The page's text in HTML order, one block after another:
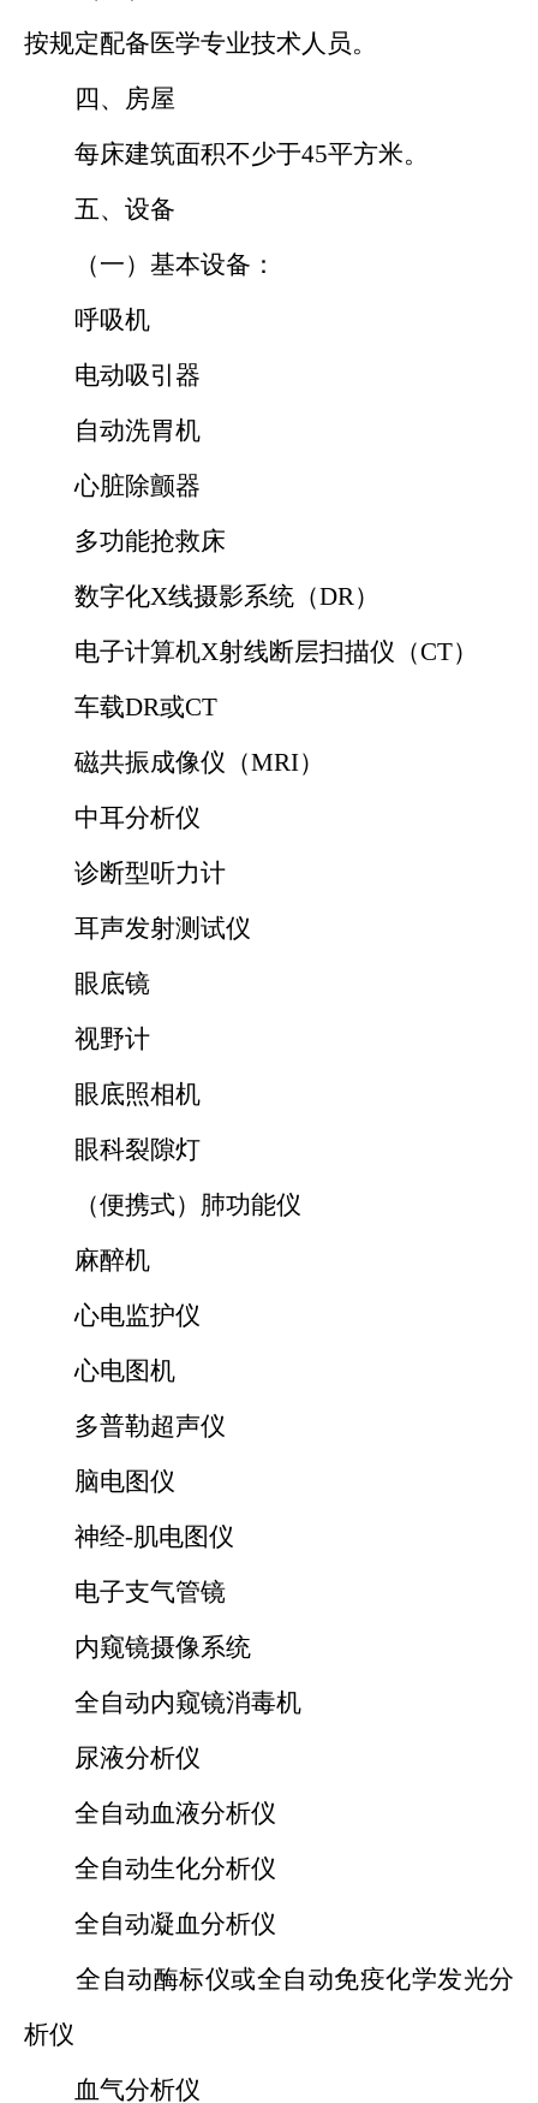
按规定配备医学专业技术人员。
四、房屋
每床建筑面积不少于45平方米。
五、设备
（一）基本设备：
呼吸机
电动吸引器
自动洗胃机
心脏除颤器
多功能抢救床
数字化X线摄影系统（DR）
电子计算机X射线断层扫描仪（CT）
车载DR或CT
磁共振成像仪（MRI）
中耳分析仪
诊断型听力计
耳声发射测试仪
眼底镜
视野计
眼底照相机
眼科裂隙灯
（便携式）肺功能仪
麻醉机
心电监护仪
心电图机
多普勒超声仪
脑电图仪
神经-肌电图仪
电子支气管镜
内窥镜摄像系统
全自动内窥镜消毒机
尿液分析仪
全自动血液分析仪
全自动生化分析仪
全自动凝血分析仪
全自动酶标仪或全自动免疫化学发光分
析仪
血气分析仪